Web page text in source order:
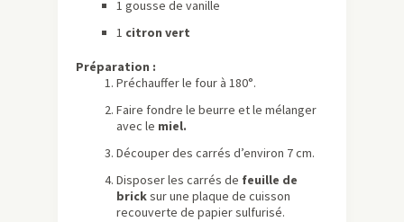
1 gousse de vanille
1 citron vert
Préparation :
Préchauffer le four à 180°.
Faire fondre le beurre et le mélanger
avec le miel.
Découper des carrés d’environ 7 cm.
Disposer les carrés de feuille de
bricksur une plaque de cuisson
recouverte de papier sulfurisé.